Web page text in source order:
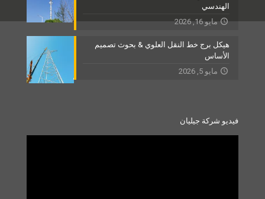
الهندسي
مايو 16, 2026
هيكل برج خط النقل العلوي & بحوث تصميم
الأساس
مايو 5, 2026
فيديو شركة جيليان